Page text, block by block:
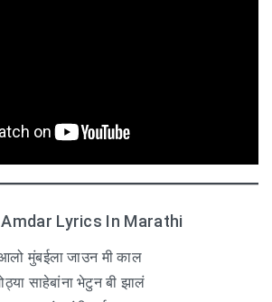
Lyrics In Marathi
मुंबईला जाउन मी काल
साहेबांना भेटुन बी झालं